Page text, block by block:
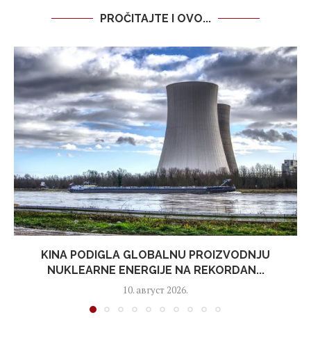
PROČITAJTE I OVO...
KINA PODIGLA GLOBALNU PROIZVODNJU
NUKLEARNE ENERGIJE NA REKORDAN...
10. август 2026.